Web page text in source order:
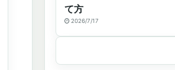
て方
2026/7/17